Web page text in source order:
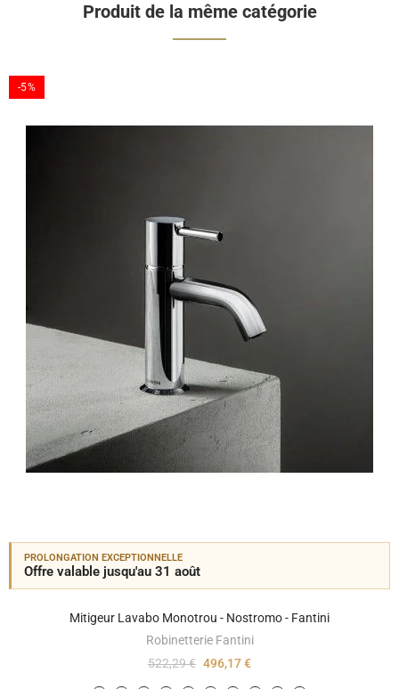
Produit de la même catégorie
-5%
PROLONGATION EXCEPTIONNELLE
Offre valable jusqu'au 31 août
Mitigeur Lavabo Monotrou - Nostromo - Fantini
Robinetterie Fantini
522,29 € 496,17 €